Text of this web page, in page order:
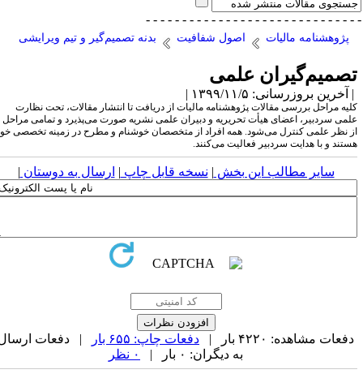
- - - - - - - - - - - - -
- - - - - - - - - - - - - - -
پژوهشنامه مالیات اصول شفافیت بدنه تصمیم‌گیر و تیم ویرایشی
علمی
بروزرسانی: ۱۳۹۹/۱۱/۵ |
مراحل بررسی مقالات پژوهشنامه مالیات از دریافت تا انتشار مقالات، تحت نظارت
سردبیر، اعضای هیأت تحریریه و دبیران علمی نشریه صورت می‌پذیرد و تمامی مراحل
نظر علمی کنترل می‌شود. همه افراد از متخصصان خوشنام و مطرح در زمینه تخصصی خود
و با هدایت سردبیر فعالیت می‌کنند.
سایر مطالب این بخش | نسخه قابل چاپ| ارسال به دوستان|
دفعات مشاهده: ۴۲۲۰ بار | دفعات چاپ: ۶۵۵ بار
| دفعات ارسال
به دیگران: ۰ بار |